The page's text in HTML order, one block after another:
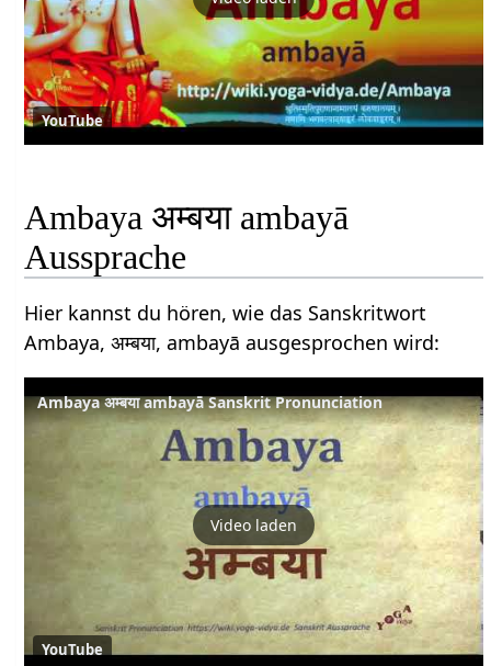
YouTube
Ambaya अम्बया ambayā
Aussprache
Hier kannst du hören, wie das Sanskritwort
Ambaya, अम्बया, ambayā ausgesprochen wird:
Ambaya अम्बया ambayā Sanskrit Pronunciation
Video laden
YouTube